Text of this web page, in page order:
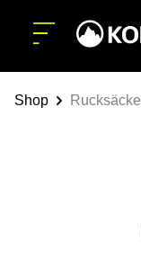
Shop Rucksäcke